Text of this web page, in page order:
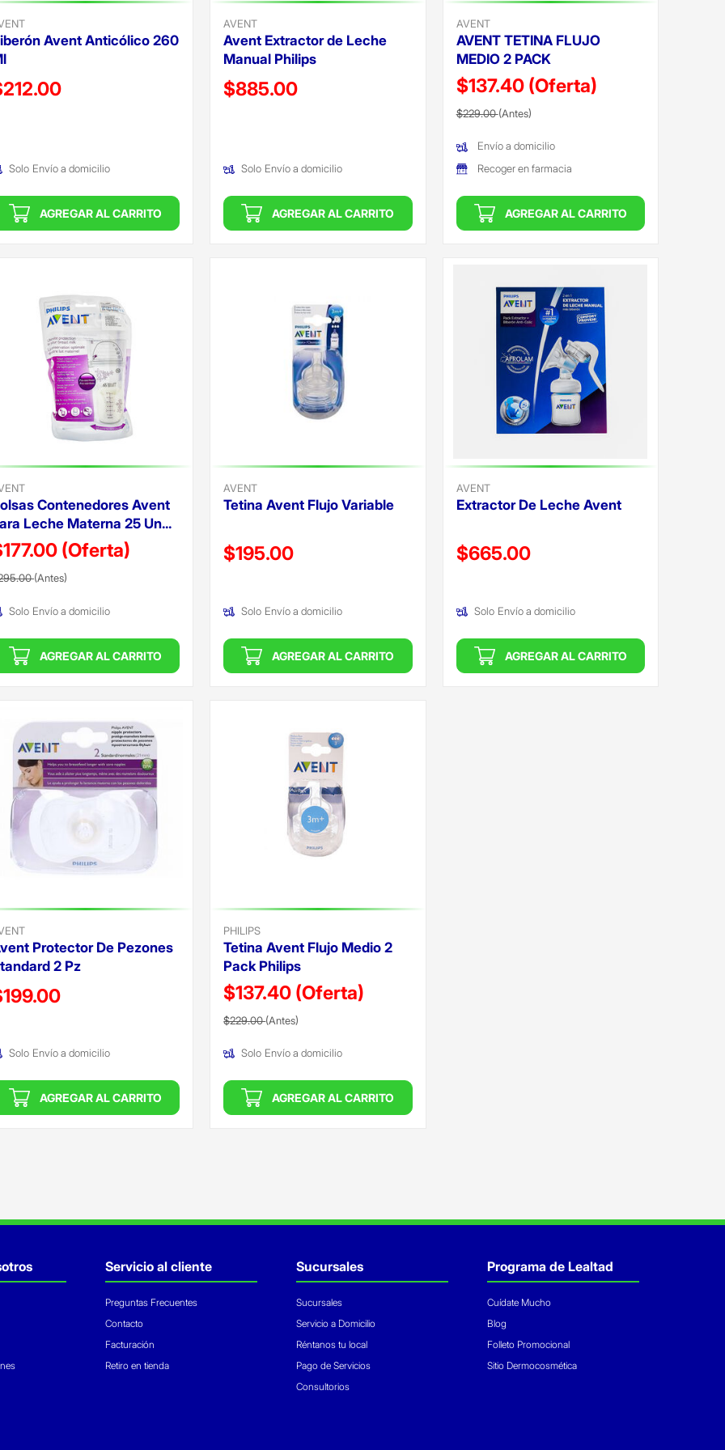
Avent Anticólico 260
reducido de
Solo Envío a domicilio
AGREGAR AL CARRITO
AVENT
Avent Extractor de Leche
Manual Philips
Precio reducido de
$885.00
Solo Envío a domicilio
AGREGAR AL CARRITO
AVENT
AVENT TETINA FLUJO
MEDIO 2 PACK
$137.40 (Oferta)
Precio reducido de
$229.00(Antes)(Oferta)
Envío a domicilio
Recoger en farmacia
AGREGAR AL CARRITO
Contenedores Avent
Leche Materna 25 Un...
(Oferta)
reducido de
(Antes)
Solo Envío a domicilio
AGREGAR AL CARRITO
AVENT
Tetina Avent Flujo Variable
Precio reducido de
$195.00
Solo Envío a domicilio
AGREGAR AL CARRITO
AVENT
Extractor De Leche Avent
Precio reducido de
$665.00
Solo Envío a domicilio
AGREGAR AL CARRITO
Protector De Pezones
2 Pz
reducido de
Solo Envío a domicilio
AGREGAR AL CARRITO
PHILIPS
Tetina Avent Flujo Medio 2
Pack Philips
$137.40 (Oferta)
Precio reducido de
$229.00(Antes)
Solo Envío a domicilio
AGREGAR AL CARRITO
Servicio al cliente
Preguntas Frecuentes
Contacto
Facturación
Retiro en tienda
Sucursales
Sucursales
Servicio a Domicilio
Réntanos tu local
Pago de Servicios
Consultorios
Programa de Lealtad
Cuídate Mucho
Blog
Folleto Promocional
Sitio Dermocosmética